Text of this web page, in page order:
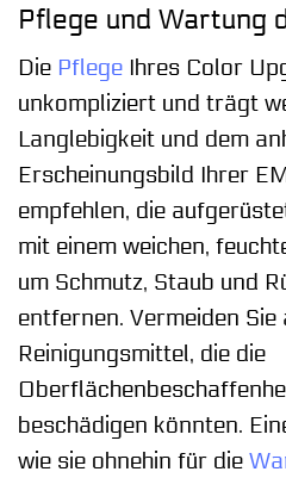
Pflege und Wartung
Die Pflege Ihres Color
unkompliziert und trägt
Langlebigkeit und dem
Erscheinungsbild Ihrer
empfehlen, die
mit einem weichen,
um Schmutz, Staub und
entfernen. Vermeiden Sie
Reinigungsmittel, die die
beschädigen könnten.
wie sie ohnehin für die